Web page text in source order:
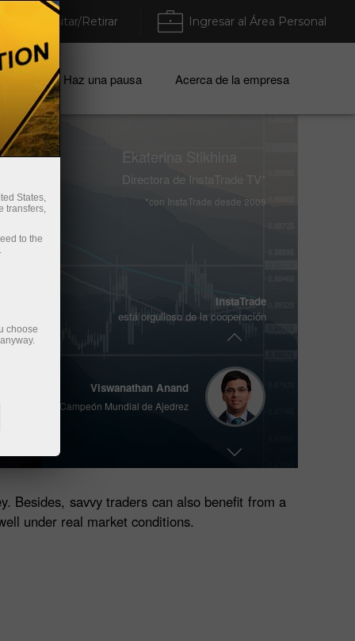
Depositar/Retirar Ingresar al Área Personal
Haz una pausa Acerca de la empresa
Operaciones en el navegador
Ekaterina Stikhina
Directora de InstaTrade TV*
*con InstaTrade desde 2009
InstaTrade
está orgulloso de la cooperación
participante anual del legendario
Viswanathan Anand
15° Campeón Mundial de Ajedrez
Besides, savvy traders can also benefit from a
under real market conditions.
States,
transfers,
to the
choose